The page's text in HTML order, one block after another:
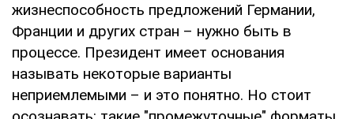
жизнеспособность предложений Германии,
Франции и других стран – нужно быть в
процессе. Президент имеет основания
называть некоторые варианты
неприемлемыми – и это понятно. Но стоит